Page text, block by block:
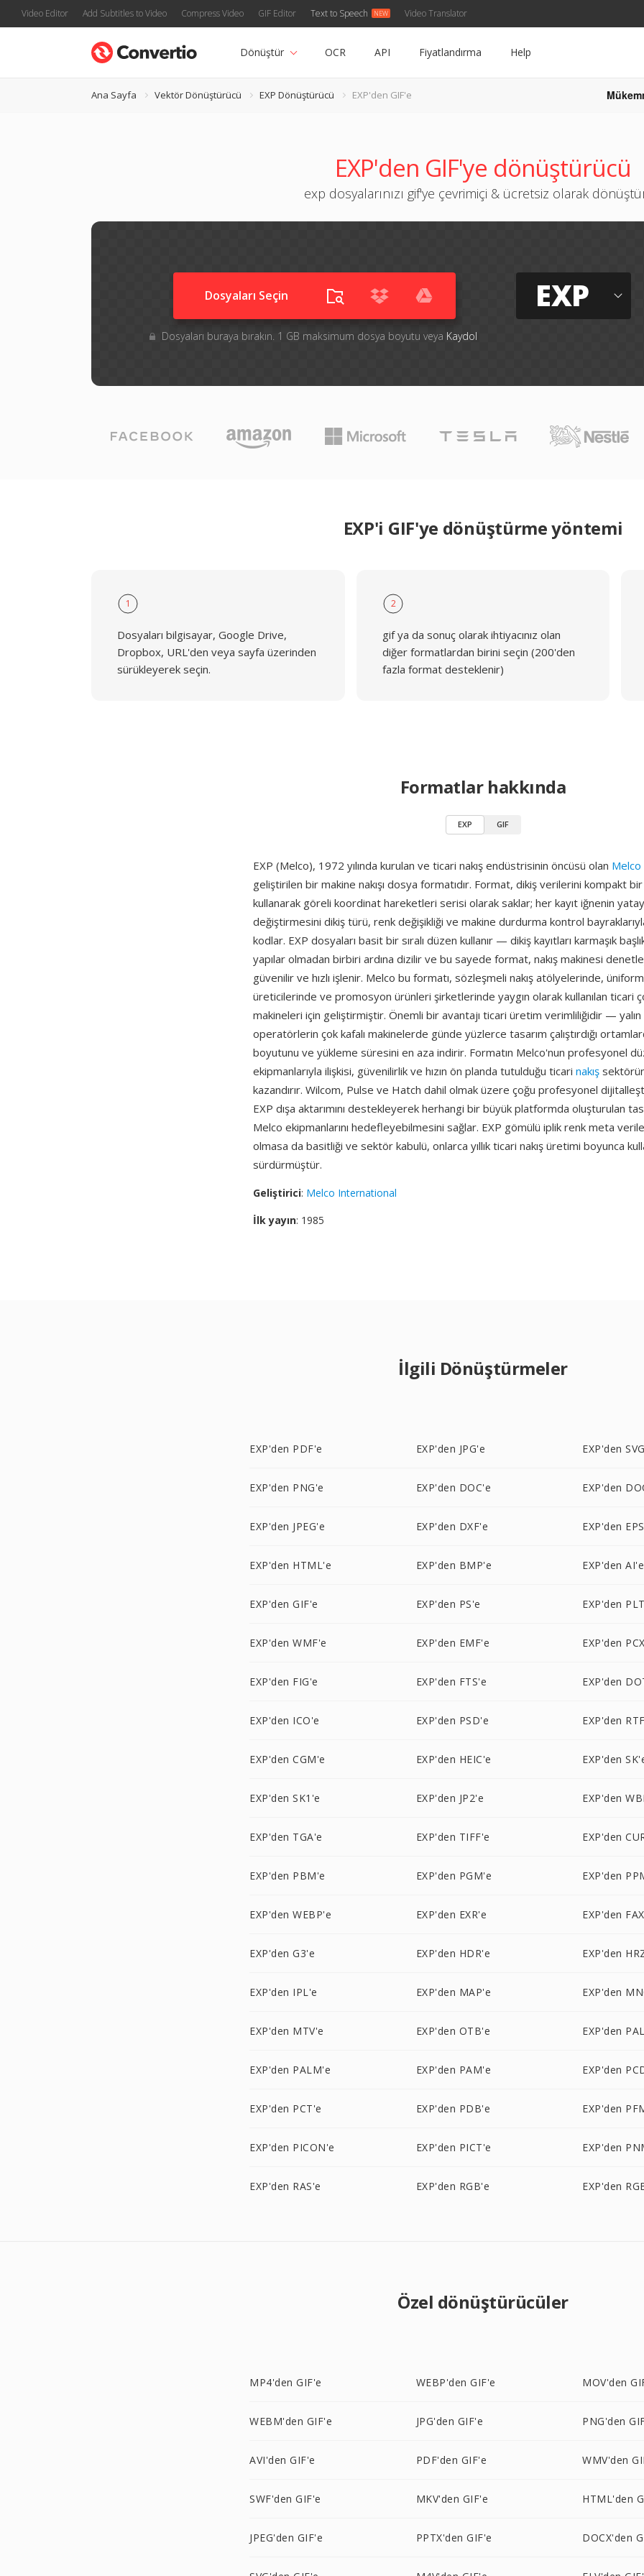
Video Editor Add Subtitles to Video Compress Video GIF Editor Text to Speech Video Translator
Dönüştür OCR API Fiyatlandırma Help
Ana Sayfa Vektör Dönüştürücü EXP Dönüştürücü EXP'den GIF'e
EXP'den GIF'ye dönüştürücü
exp dosyalarınızı gif'ye çevrimiçi & ücretsiz olarak
Dosyaları Seçin
Dosyaları buraya bırakın. 1 GB maksimum dosya boyutu veya Kaydol
EXP
EXP'i GIF'ye dönüştürme yöntemi
1
Dosyaları bilgisayar, Google Drive,
Dropbox, URL'den veya sayfa üzerinden
sürükleyerek seçin.
2
gif ya da sonuç olarak ihtiyacınız olan
diğer formatlardan birini seçin (200'den
fazla format desteklenir)
Formatlar hakkında
EXP GIF
EXP (Melco), 1972 yılında kurulan ve ticari nakış endüstrisinin öncüsü olan Melco
geliştirilen bir makine nakışı dosya formatıdır. Format, dikiş verilerini kompakt bir
kullanarak göreli koordinat hareketleri serisi olarak saklar; her kayıt iğnenin
değiştirmesini dikiş türü, renk değişikliği ve makine durdurma kontrol
kodlar. EXP dosyaları basit bir sıralı düzen kullanır — dikiş kayıtları karmaşık
yapılar olmadan birbiri ardına dizilir ve bu sayede format, nakış makinesi
güvenilir ve hızlı işlenir. Melco bu formatı, sözleşmeli nakış atölyelerinde,
üreticilerinde ve promosyon ürünleri şirketlerinde yaygın olarak kullanılan ticari
makineleri için geliştirmiştir. Önemli bir avantajı ticari üretim verimliliğidir — yalın
operatörlerin çok kafalı makinelerde günde yüzlerce tasarım çalıştırdığı
boyutunu ve yükleme süresini en aza indirir. Formatın Melco'nun profesyonel
ekipmanlarıyla ilişkisi, güvenilirlik ve hızın ön planda tutulduğu ticari nakış
kazandırır. Wilcom, Pulse ve Hatch dahil olmak üzere çoğu profesyonel
EXP dışa aktarımını destekleyerek herhangi bir büyük platformda oluşturulan
Melco ekipmanlarını hedefleyebilmesini sağlar. EXP gömülü iplik renk meta
olmasa da basitliği ve sektör kabulü, onlarca yıllık ticari nakış üretimi boyunca
sürdürmüştür.
Geliştirici: Melco International
İlk yayın: 1985
İlgili Dönüştürmeler
EXP'den PDF'e EXP'den JPG'e EXP'den
EXP'den PNG'e EXP'den DOC'e EXP'den
EXP'den JPEG'e EXP'den DXF'e EXP'den
EXP'den HTML'e EXP'den BMP'e EXP'den AI'e
EXP'den GIF'e EXP'den PS'e EXP'den
EXP'den WMF'e EXP'den EMF'e EXP'den
EXP'den FIG'e EXP'den FTS'e EXP'den
EXP'den ICO'e EXP'den PSD'e EXP'den
EXP'den CGM'e EXP'den HEIC'e EXP'den
EXP'den SK1'e EXP'den JP2'e EXP'den
EXP'den TGA'e EXP'den TIFF'e EXP'den
EXP'den PBM'e EXP'den PGM'e EXP'den
EXP'den WEBP'e EXP'den EXR'e EXP'den
EXP'den G3'e EXP'den HDR'e EXP'den
EXP'den IPL'e EXP'den MAP'e EXP'den
EXP'den MTV'e EXP'den OTB'e EXP'den
EXP'den PALM'e EXP'den PAM'e EXP'den
EXP'den PCT'e EXP'den PDB'e EXP'den
EXP'den PICON'e EXP'den PICT'e EXP'den
EXP'den RAS'e EXP'den RGB'e EXP'den
Özel dönüştürücüler
MP4'den GIF'e WEBP'den GIF'e MOV'den
WEBM'den GIF'e JPG'den GIF'e PNG'den
AVI'den GIF'e PDF'den GIF'e WMV'den
SWF'den GIF'e MKV'den GIF'e HTML'den
JPEG'den GIF'e PPTX'den GIF'e DOCX'den